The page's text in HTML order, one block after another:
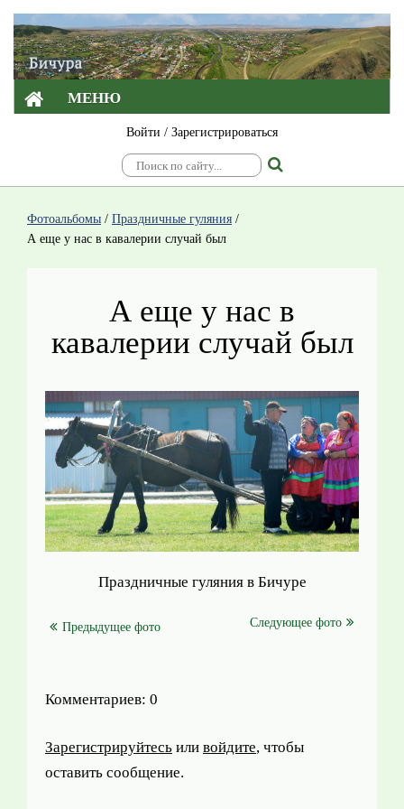
МЕНЮ
Войти / Зарегистрироваться
Фотоальбомы / Праздничные гуляния /
А еще у нас в кавалерии случай был
А еще у нас в
кавалерии случай был
Праздничные гуляния в Бичуре
Предыдущее фото Следующее фото
Комментариев: 0
Зарегистрируйтесь или войдите, чтобы
оставить сообщение.